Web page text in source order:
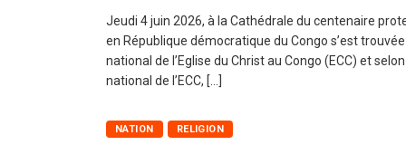
Jeudi 4 juin 2026, à la Cathédrale du centenaire
en République démocratique du Congo s’est
national de l’Eglise du Christ au Congo (ECC) et
national de l’ECC, […]
NATION RELIGION